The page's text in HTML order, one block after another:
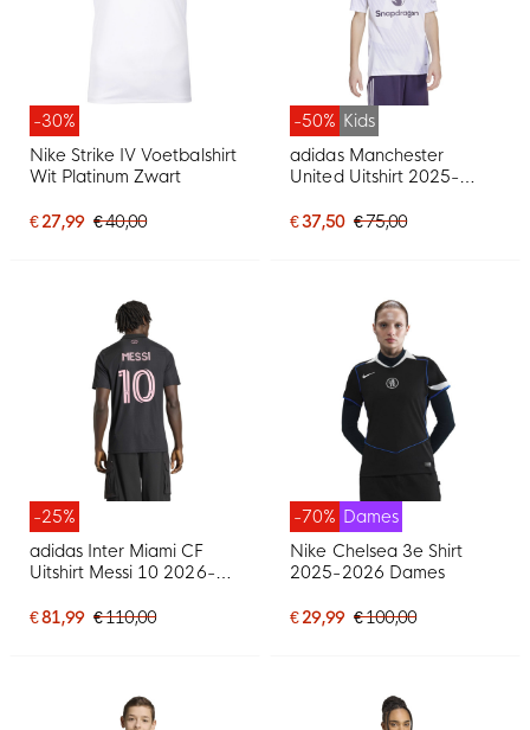
-30%
Nike Strike IV Voetbalshirt
Wit Platinum Zwart
€ 27,99 € 40,00
-50% Kids
adidas Manchester
United Uitshirt 2025-
€ 37,50 € 75,00
-25%
adidas Inter Miami CF
Uitshirt Messi 10 2026-
€ 81,99 € 110,00
-70% Dames
Nike Chelsea 3e Shirt
2025-2026 Dames
€ 29,99 € 100,00